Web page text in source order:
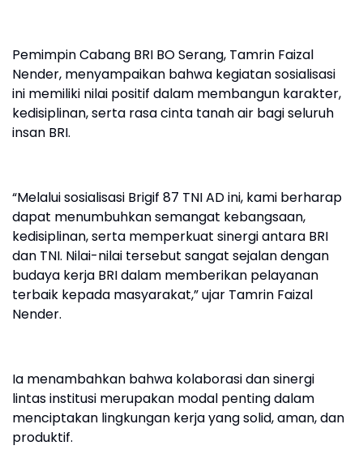
Pemimpin Cabang BRI BO Serang, Tamrin Faizal
Nender, menyampaikan bahwa kegiatan sosialisasi
ini memiliki nilai positif dalam membangun karakter,
kedisiplinan, serta rasa cinta tanah air bagi seluruh
insan BRI.
“Melalui sosialisasi Brigif 87 TNI AD ini, kami berharap
dapat menumbuhkan semangat kebangsaan,
kedisiplinan, serta memperkuat sinergi antara BRI
dan TNI. Nilai-nilai tersebut sangat sejalan dengan
budaya kerja BRI dalam memberikan pelayanan
terbaik kepada masyarakat,” ujar Tamrin Faizal
Nender.
Ia menambahkan bahwa kolaborasi dan sinergi
lintas institusi merupakan modal penting dalam
menciptakan lingkungan kerja yang solid, aman, dan
produktif.